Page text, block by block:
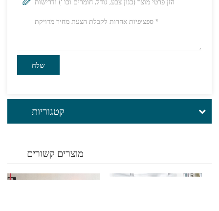
קטגוריות
מוצרים קשורים